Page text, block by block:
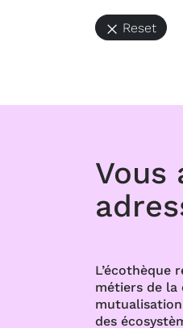
Reset
Vous
L’écothèque
métiers de la
des